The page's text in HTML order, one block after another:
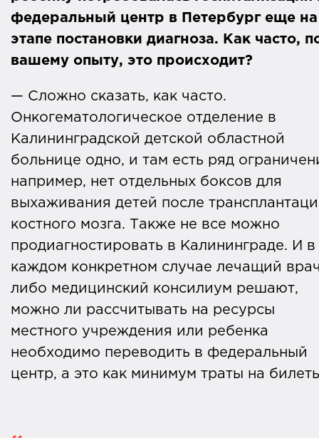
Что еще почитать:статьи о факторах
справочнике«Онко Вики. Детская
онкология»
федеральный центр в Петербург еще на
этапе постановки диагноза. Как часто,
вашему опыту, это происходит?
— Сложно сказать, как часто.
Онкогематологическое отделение в
Калининградской детской областной
больнице одно, и там есть ряд
например, нет отдельных боксов для
выхаживания детей после
костного мозга. Также не все можно
продиагностировать в Калининграде. И в
каждом конкретном случае лечащий
либо медицинский консилиум решают,
можно ли рассчитывать на ресурсы
местного учреждения или ребенка
необходимо переводить в федеральный
центр, а это как минимум траты на